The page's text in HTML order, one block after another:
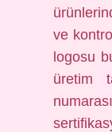
ve
logosu
üretim